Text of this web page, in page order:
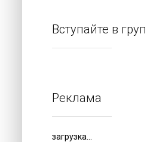
Вступайте в
Реклама
загрузка...